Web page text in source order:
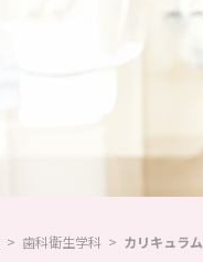
> 歯科衛生学科 > カリキュラム